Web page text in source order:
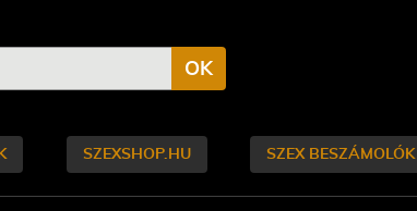
SZEXSHOP.HU SZEX BESZÁMOLÓK
OK